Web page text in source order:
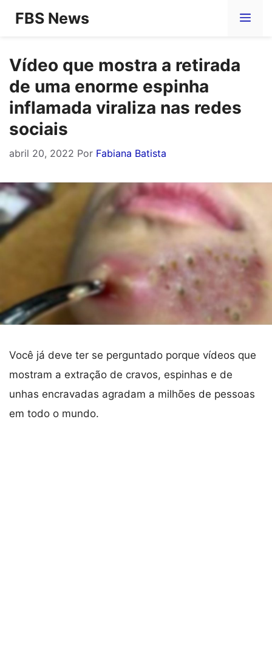
Pular
conteúdo
FBS News
Vídeo que mostra a retirada
de uma enorme espinha
inflamada viraliza nas redes
sociais
abril 20, 2022 Por Fabiana Batista
Você já deve ter se perguntado porque vídeos que
mostram a extração de cravos, espinhas e de
unhas encravadas agradam a milhões de pessoas
em todo o mundo.